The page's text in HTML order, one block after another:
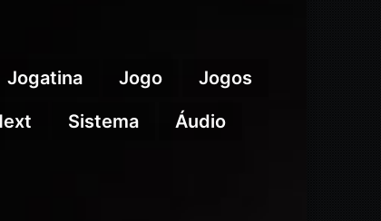
Jogatina Jogo
Jogos
Sistema Áudio